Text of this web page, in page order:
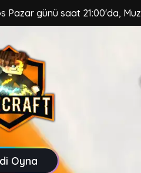
günü saat 21:00'da,
Oyna